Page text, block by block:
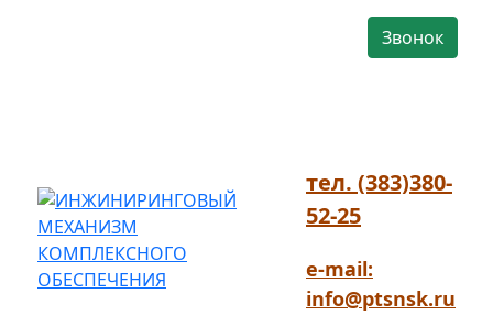
Звонок
тел. (383)380-
52-25
e-mail:
info@ptsnsk.ru